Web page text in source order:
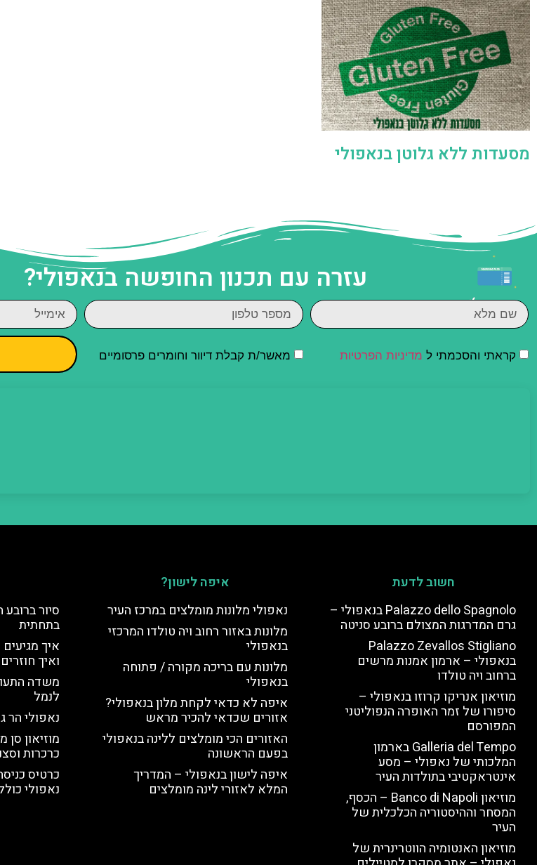
מסעדות ללא גלוטן בנאפולי
עזרה עם תכנון החופשה בנאפולי?
קראתי והסכמתי ל מדיניות הפרטיות מאשר/ת קבלת דיוור וחומרים פרסומיים
חשוב לדעת
Palazzo dello Spagnolo בנאפולי –
גרם המדרגות המצולם ברובע סניטה
Palazzo Zevallos Stigliano
בנאפולי – ארמון אמנות מרשים
ברחוב ויה טולדו
מוזיאון אנריקו קרוזו בנאפולי –
סיפורו של זמר האופרה הנפוליטני
המפורסם
Galleria del Tempo בארמון
המלכותי של נאפולי – מסע
אינטראקטיבי בתולדות העיר
מוזיאון Banco di Napoli – הכסף,
המסחר וההיסטוריה הכלכלית של
העיר
מוזיאון האנטומיה הווטרינרית של
איפה לישון?
נאפולי מלונות מומלצים במרכז העיר
מלונות באזור רחוב ויה טולדו המרכזי
בנאפולי
מלונות עם בריכה מקורה / פתוחה
בנאפולי
איפה לא כדאי לקחת מלון בנאפולי?
אזורים שכדאי להכיר מראש
האזורים הכי מומלצים ללינה בנאפולי
בפעם הראשונה
איפה לישון בנאפולי – המדריך
המלא לאזורי לינה מומלצים
סיור
בתחתית
איך
ואיך
משדה
לנמל
נאפולי הר
מוזיאון סן
כרכרות
כרטיס
נאפולי